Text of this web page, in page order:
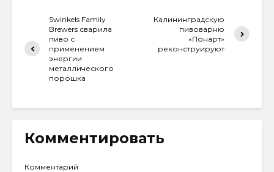
Swinkels Family
Brewers сварила
пиво с
применением
энергии
металлического
порошка
Калининградскую
пивоварню
«Понарт»
реконструируют
Комментировать
Комментарий